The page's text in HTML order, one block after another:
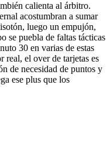
calienta al árbitro.
acostumbran a sumar
luego un empujón,
se puebla de faltas tácticas
30 en varias de estas
real, el over de tarjetas es
de necesidad de puntos y
ese plus que los